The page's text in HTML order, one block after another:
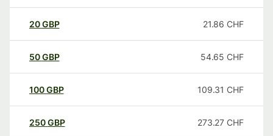
20GBP 21.86 CHF
50GBP 54.65 CHF
100GBP 109.31 CHF
250GBP 273.27 CHF